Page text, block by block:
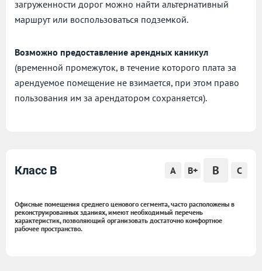
загруженности дорог можно найти альтернативный
маршрут или воспользоваться подземкой.
Возможно предоставление арендных каникул
(временной промежуток, в течение которого плата за
арендуемое помещение не взимается, при этом право
пользования им за арендатором сохраняется).
Класс B A B+ B C
Офисные помещения среднего ценового сегмента, часто расположены в
реконструированных зданиях, имеют необходимый перечень
характеристик, позволяющий организовать достаточно комфортное
рабочее пространство.